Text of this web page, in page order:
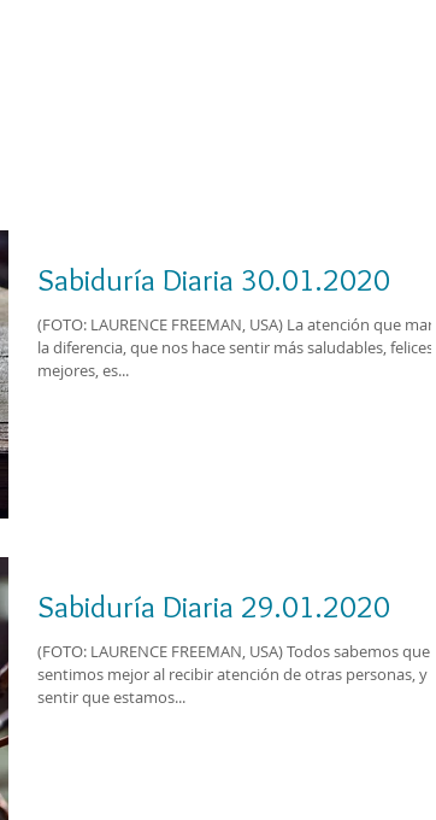
Sabiduría Diaria 30.01.2020
(FOTO: LAURENCE FREEMAN, USA) La atención que marca
la diferencia, que nos hace sentir más saludables, felices y
mejores, es...
Sabiduría Diaria 29.01.2020
(FOTO: LAURENCE FREEMAN, USA) Todos sabemos que nos
sentimos mejor al recibir atención de otras personas, y al
sentir que estamos...